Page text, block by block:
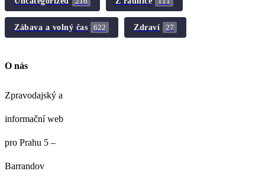
Zábava a volný čas 622 Zdraví 27
O nás
Zpravodajský a
informační web
pro Prahu 5 –
Barrandov